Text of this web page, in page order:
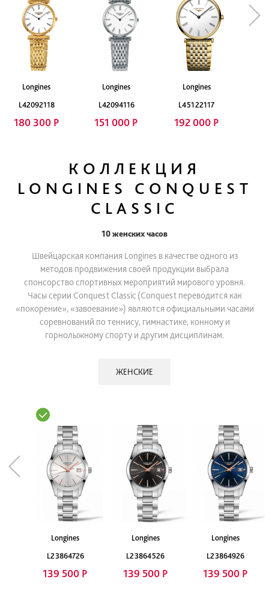
Longines
L42092118
180 300 Р
Longines
L42094116
151 000 Р
Longines
L45122117
192 000 Р
Longines
L23864726
139 500 Р
Longines
L23864526
139 500 Р
Longines
L23864926
139 500 Р
КОЛЛЕКЦИЯ
LONGINES CONQUEST
CLASSIC
10 женских часов
Швейцарская компания Longines в качестве одного из
методов продвижения своей продукции выбрала
спонсорство спортивных мероприятий мирового уровня.
Часы серии Conquest Classic (Conquest переводится как
«покорение», «завоевание») являются официальными часами
соревнований по теннису, гимнастике, конному и
горнолыжному спорту и другим дисциплинам.
ЖЕНСКИЕ